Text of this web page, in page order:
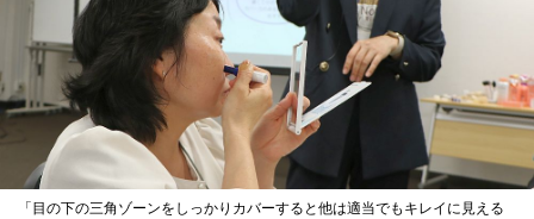
「目の下の三角ゾーンをしっかりカバーすると他は適当でもキレイに見える